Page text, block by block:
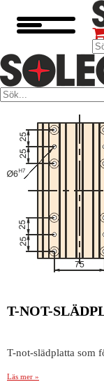
T-NOT-
T-not-slädplatta som
Läs mer »